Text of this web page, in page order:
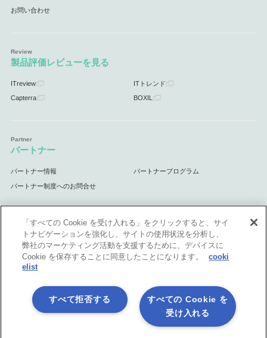
お問い合わせ
製品評価レビューを見る
ITreview ITトレンド
Capterra BOXIL
パートナー
パートナー情報 パートナープログラム
パートナー制度へのお問合せ
サポート
サポート情報
各社商標について
会社情報
「すべての Cookie を受け入れる」をクリックすると、サイ
トナビゲーションを強化し、サイトの使用状況を分析し、
弊社のマーケティング活動を支援するために、デバイスに
Cookie を保存することに同意したことになります。
cooki
elist
すべての Cookie を
受け入れる
すべて拒否する